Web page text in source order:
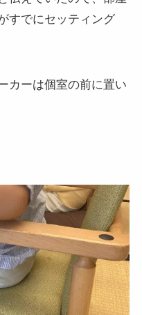
すでにセッティング
カーは個室の前に置い